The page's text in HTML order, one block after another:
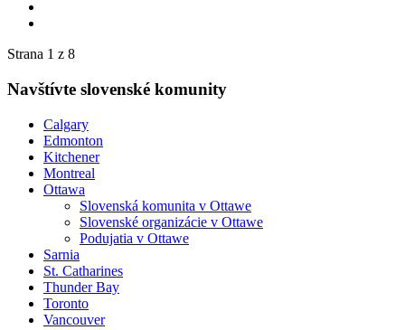
Strana 1 z 8
Navštívte slovenské komunity
Calgary
Edmonton
Kitchener
Montreal
Ottawa
Slovenská komunita v Ottawe
Slovenské organizácie v Ottawe
Podujatia v Ottawe
Sarnia
St. Catharines
Thunder Bay
Toronto
Vancouver